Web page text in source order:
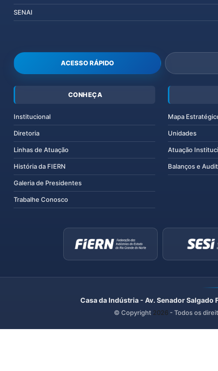
SENAI
ACESSO RÁPIDO
CONHEÇA
Institucional
Diretoria
Linhas de Atuação
História da FIERN
Galeria de Presidentes
Trabalhe Conosco
Mapa
Unidades
Atuação
Balanços e
Casa da Indústria - Av. Senador
© Copyright 2026 - Todos os